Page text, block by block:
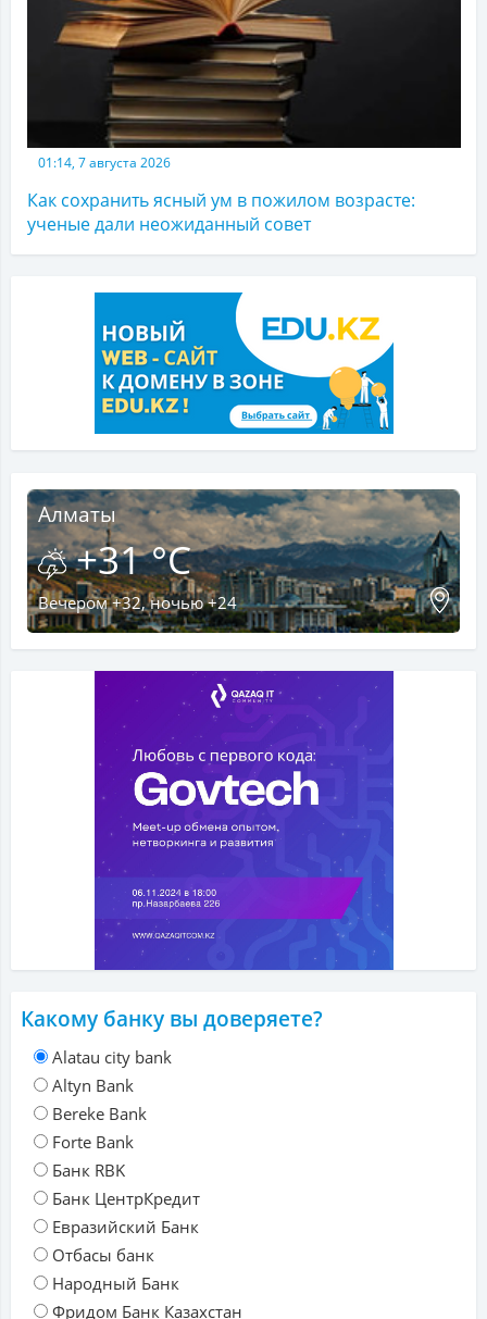
01:14, 7 августа 2026
Как сохранить ясный ум в пожилом возрасте:
ученые дали неожиданный совет
Алматы
+31 °C
Вечером +32, ночью +24
Какому банку вы доверяете?
Alatau city bank
Altyn Bank
Bereke Bank
Forte Bank
Банк RBK
Банк ЦентрКредит
Евразийский Банк
Отбасы банк
Народный Банк
Фридом Банк Казахстан